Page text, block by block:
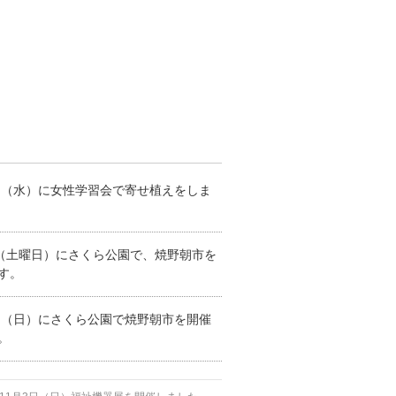
水）に女性学習会で寄せ植えをしま
土曜日）にさくら公園で、焼野朝市を
。
日）にさくら公園で焼野朝市を開催